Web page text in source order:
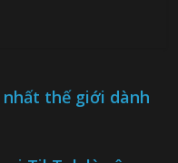
thế giới dành